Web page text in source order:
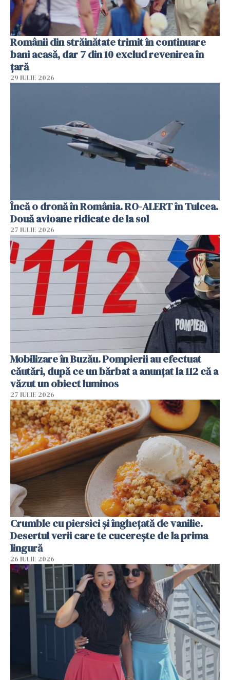
Românii din străinătate trimit în continuare
bani acasă, dar 7 din 10 exclud revenirea în
țară
29 IULIE 2026
Încă o dronă în România. RO-ALERT în Tulcea.
Două avioane ridicate de la sol
27 IULIE 2026
Mobilizare în Buzău. Pompierii au efectuat
căutări, după ce un bărbat a anunțat la 112 că a
văzut un obiect luminos
27 IULIE 2026
Crumble cu piersici și înghețată de vanilie.
Desertul verii care te cucerește de la prima
lingură
26 IULIE 2026